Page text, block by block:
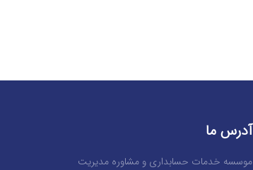
آدرس ما
موسسه خدمات حسابداری و مشاوره مدیریت